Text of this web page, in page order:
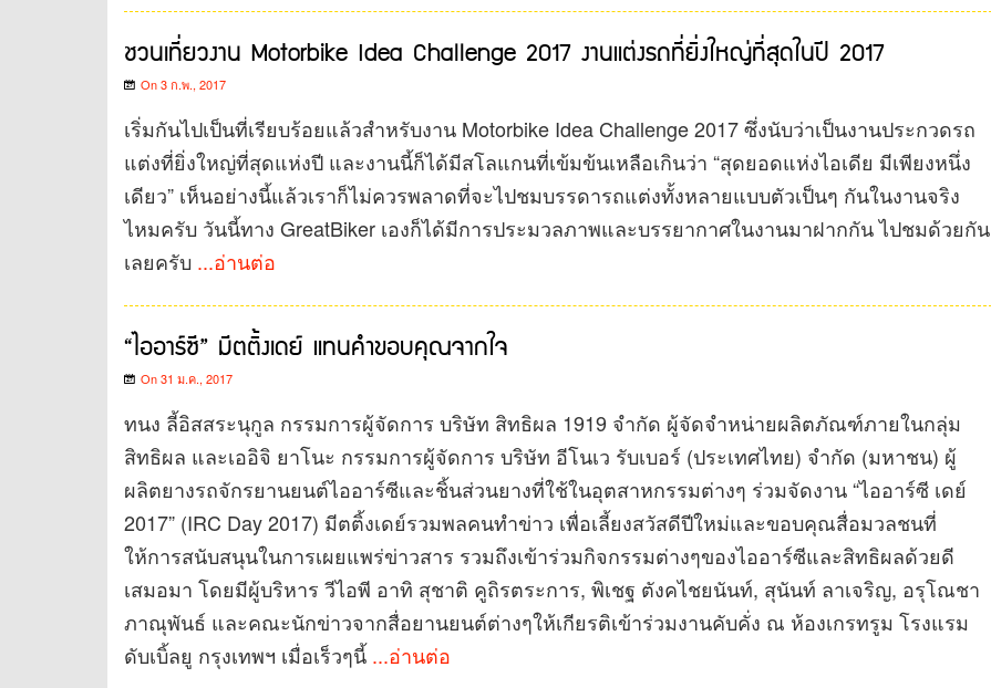
ชวนเที่ยวงาน Motorbike Idea Challenge 2017 งานแต่งรถที่ยิ่งใหญ่ที่สุดในปี 2017
On 3 ก.พ., 2017
เริ่มกันไปเป็นที่เรียบร้อยแล้วสำหรับงาน Motorbike Idea Challenge 2017 ซึ่งนับว่าเป็นงานประกวดรถ
แต่งที่ยิ่งใหญ่ที่สุดแห่งปี และงานนี้ก็ได้มีสโลแกนที่เข้มข้นเหลือเกินว่า “สุดยอดแห่งไอเดีย มีเพียงหนึ่ง
เดียว” เห็นอย่างนี้แล้วเราก็ไม่ควรพลาดที่จะไปชมบรรดารถแต่งทั้งหลายแบบตัวเป็นๆ กันในงานจริง
ไหมครับ วันนี้ทาง GreatBiker เองก็ได้มีการประมวลภาพและบรรยากาศในงานมาฝากกัน ไปชมด้วยกัน
เลยครับ ...อ่านต่อ
“ไออาร์ซี” มีตติ้งเดย์ แทนคำขอบคุณจากใจ
On 31 ม.ค., 2017
ทนง ลี้อิสสระนุกูล กรรมการผู้จัดการ บริษัท สิทธิผล 1919 จำกัด ผู้จัดจำหน่ายผลิตภัณฑ์ภายในกลุ่ม
สิทธิผล และเออิจิ ยาโนะ กรรมการผู้จัดการ บริษัท อีโนเว รับเบอร์ (ประเทศไทย) จำกัด (มหาชน) ผู้
ผลิตยางรถจักรยานยนต์ไออาร์ซีและชิ้นส่วนยางที่ใช้ในอุตสาหกรรมต่างๆ ร่วมจัดงาน “ไออาร์ซี เดย์
2017” (IRC Day 2017) มีตติ้งเดย์รวมพลคนทำข่าว เพื่อเลี้ยงสวัสดีปีใหม่และขอบคุณสื่อมวลชนที่
ให้การสนับสนุนในการเผยแพร่ข่าวสาร รวมถึงเข้าร่วมกิจกรรมต่างๆของไออาร์ซีและสิทธิผลด้วยดี
เสมอมา โดยมีผู้บริหาร วีไอพี อาทิ สุชาติ คูถิรตระการ, พิเชฐ ตังคไชยนันท์, สุนันท์ ลาเจริญ, อรุโณชา
ภาณุพันธ์ และคณะนักข่าวจากสื่อยานยนต์ต่างๆให้เกียรติเข้าร่วมงานคับคั่ง ณ ห้องเกรทรูม โรงแรม
ดับเบิ้ลยู กรุงเทพฯ เมื่อเร็วๆนี้ ...อ่านต่อ